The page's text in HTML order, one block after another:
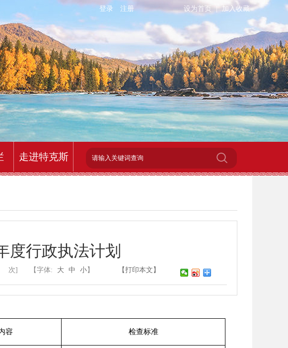
设为首页 | 加入收藏
登录 注册
走进特克斯
度行政执法计划
次] 【字体: 大 中 小 】 【打印本文】
容 检查标准